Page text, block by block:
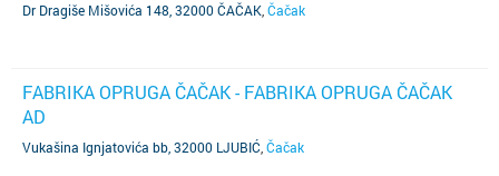
Dr Dragiše Mišovića 148, 32000 ČAČAK Čačak
FABRIKA OPRUGA ČAČAK - FABRIKA OPRUGA ČAČAK
AD
Vukašina Ignjatovića bb, 32000 LJUBIĆ Čačak